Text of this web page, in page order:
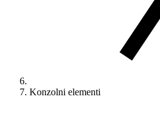
Konzolni elementi